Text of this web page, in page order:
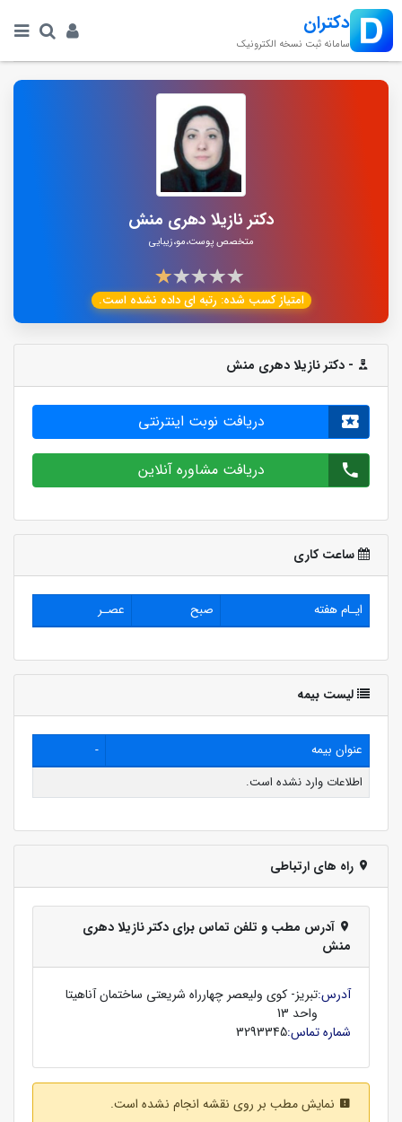
دکتران
سامانه ثبت نسخه الکترونیک
دکتر نازیلا دهری منش
متخصص پوست،مو،زیبایی
امتیاز کسب شده: رتبه ای داده نشده است.
- دکتر نازیلا دهری منش
دریافت نوبت اینترنتی
دریافت مشاوره آنلاین
ساعت کاری
ایـام هفته صبح عصـر
لیست بیمه
عنوان بیمه
-
اطلاعات وارد نشده است.
راه های ارتباطی
آدرس مطب و تلفن تماس برای دکتر نازیلا دهری
منش
آدرس:تبریز- کوی ولیعصر چهارراه شریعتی ساختمان آناهیتا
واحد 13
شماره تماس:3293345
نمایش مطب بر روی نقشه انجام نشده است.